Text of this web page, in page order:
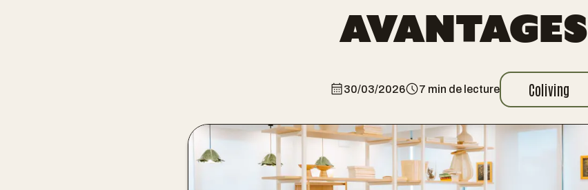
AVANTAGES
30/03/2026 7 min de lecture Coliving